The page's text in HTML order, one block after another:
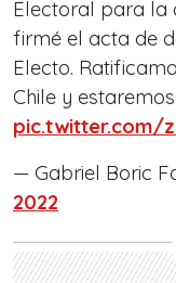
Electoral para la
firmé el acta de
Electo.
Chile y
pic.twitter.com/
— Gabriel Boric
2022